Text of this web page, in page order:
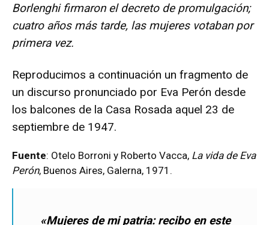
Borlenghi firmaron el decreto de promulgación;
cuatro años más tarde, las mujeres votaban por
primera vez.
Reproducimos a continuación un fragmento de
un discurso pronunciado por Eva Perón desde
los balcones de la Casa Rosada aquel 23 de
septiembre de 1947.
Fuente: Otelo Borroni y Roberto Vacca, La vida de Eva
Perón, Buenos Aires, Galerna, 1971.
«Mujeres de mi patria: recibo en este